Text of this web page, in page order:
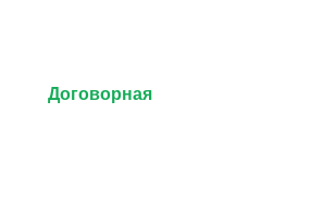
Договорная